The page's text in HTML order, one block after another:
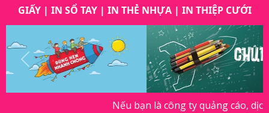
GIẤY| IN SỔ TAY| IN THẺ NHỰA| IN THIỆP CƯỚI
Previous Next
Nếu bạn là công ty quảng cáo, dịch vụ in